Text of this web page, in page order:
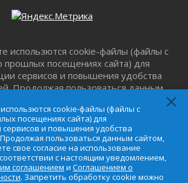
проект прогноза
развития региона
и безопасно
к новому учебному
использются cookie-файлы (файлы с
прошлых посещениях сайта) для
сервисов и повышения удобства
Продолжая пользоваться данным
файлов cookie в соответствии с
Пользовательским
иСоглашением о
. Запретить обработку cookie
в настройке браузера.
cookie-файлы (файлы с
посещениях сайта) для
сервисов и повышения удобства
пользоваться данным сайтом,
свое согласие на использование
с настоящим уведомлением,
соглашением и Соглашением о
. Запретить обработку cookie можно